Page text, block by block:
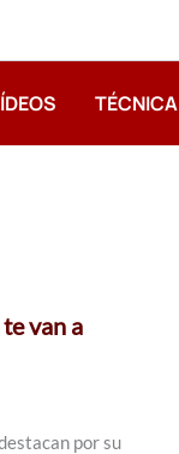
TÉCNICA
van a
por su